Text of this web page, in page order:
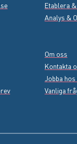
nytt fönster)
i nytt fönster)
Etablera
Analys &
Om oss
Kontakta
Jobba
Vanliga